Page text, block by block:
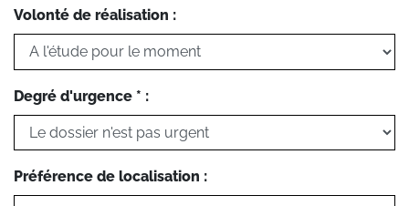
Volonté de réalisation :
Degré d'urgence * :
Préférence de localisation :